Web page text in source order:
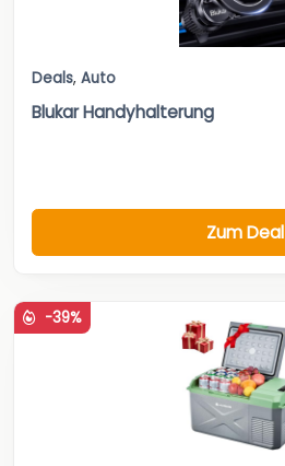
Deals, Auto
Blukar Handyhalterung
Zum Deal
-39%